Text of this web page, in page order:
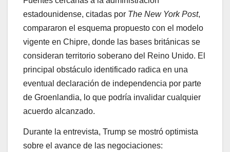
estadounidense, citadas por The New York Post,
compararon el esquema propuesto con el modelo
vigente en Chipre, donde las bases británicas se
consideran territorio soberano del Reino Unido. El
principal obstáculo identificado radica en una
eventual declaración de independencia por parte
de Groenlandia, lo que podría invalidar cualquier
acuerdo alcanzado.
Durante la entrevista, Trump se mostró optimista
sobre el avance de las negociaciones: